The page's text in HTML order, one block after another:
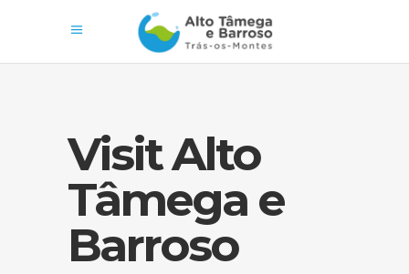
Visit Alto
Tâmega e
Barroso